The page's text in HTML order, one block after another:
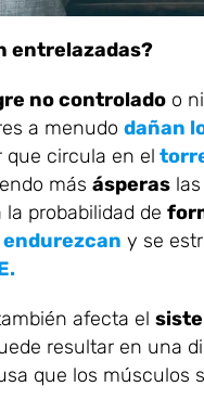
entrelazadas?
no controladoo
a menudo dañan
circula en el
más ásperaslas
probabilidad de
y se
afecta el
resultar en una
que los músculos